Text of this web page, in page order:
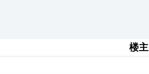
楼主